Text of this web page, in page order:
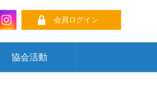
会員ログイン
協会活動